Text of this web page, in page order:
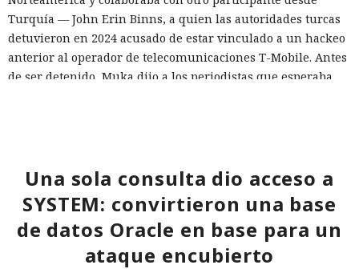
Turquía — John Erin Binns, a quien las autoridades turcas
detuvieron en 2024 acusado de estar vinculado a un hackeo
anterior al operador de telecomunicaciones T-Mobile. Antes
de ser detenido, Muka dijo a los periodistas que esperaba
vigilar la actividad de las cuentas por accesos desde
dispositivos desconocidos.
Una sola consulta dio acceso a
SYSTEM: convirtieron una base
de datos Oracle en base para un
ataque encubierto